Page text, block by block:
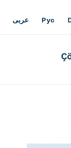
عربى Pус